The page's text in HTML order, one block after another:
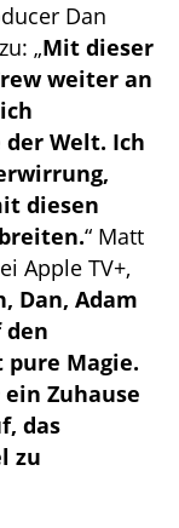
Dan
„Mit dieser
weiter an
Welt. Ich
diesen
“ Matt
Apple TV+,
Dan, Adam
Magie.
ein Zuhause
das
zu